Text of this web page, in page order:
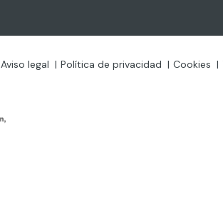
Aviso legal Política de privacidad Cookies